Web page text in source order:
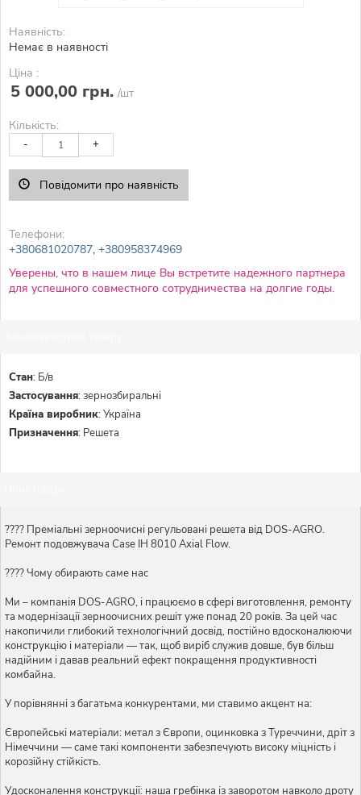
Наявність:
Немає в наявності
Ціна :
5 000,00 грн. /шт
Кількість:
- +
Повідомити про наявність
Телефони:
+380681020787, +380958374969
Уверены, что в нашем лице Вы встретите надежного партнера
для успешного совместного сотрудничества на долгие годы.
Стан: Б/в
Застосування:зернозбиральні
Країна виробник:Україна
Призначення: Решета
???? Преміальні зерноочисні регульовані решета від DOS-AGRO.
Ремонт подовжувача Case IH 8010 Axial Flow.
???? Чому обирають саме нас
Ми – компанія DOS-AGRO, і працюємо в сфері виготовлення, ремонту
та модернізації зерноочисних решіт уже понад 20 років. За цей час
накопичили глибокий технологічний досвід, постійно вдосконалюючи
конструкцію і матеріали — так, щоб виріб служив довше, був більш
надійним і давав реальний ефект покращення продуктивності
комбайна.
У порівнянні з багатьма конкурентами, ми ставимо акцент на:
Європейські матеріали: метал з Європи, оцинковка з Туреччини, дріт з
Німеччини — саме такі компоненти забезпечують високу міцність і
корозійну стійкість.
Удосконалення конструкції: наша гребінка із заворотом навколо дроту